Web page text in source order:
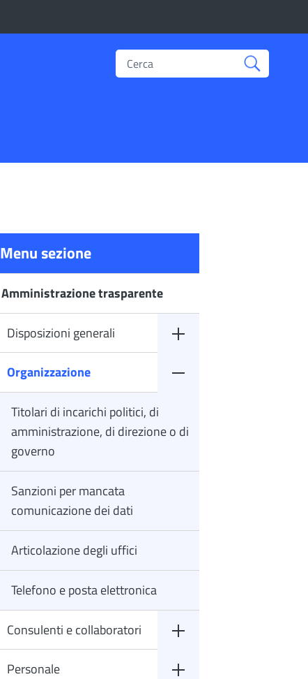
Menu sezione
Amministrazione trasparente
Disposizioni generali
Organizzazione
Titolari di incarichi politici, di
amministrazione, di direzione o di
governo
Sanzioni per mancata
comunicazione dei dati
Articolazione degli uffici
Telefono e posta elettronica
Consulenti e collaboratori
Personale